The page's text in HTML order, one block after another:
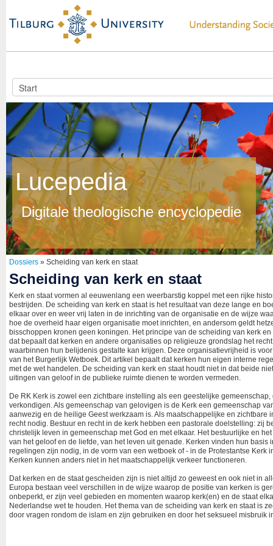
Lucepedia
Digitale theologische encyclopedie
Dossiers » Scheiding van kerk en staat
Scheiding van kerk en staat
Kerk en staat vormen al eeuwenlang een weerbarstig koppel met een rijke
bestrijden. De scheiding van kerk en staat is het resultaat van deze lange en
elkaar over en weer vrij laten in de inrichting van de organisatie en de wijze
hoe de overheid haar eigen organisatie moet inrichten, en andersom geldt
bisschoppen kronen geen koningen. Het principe van de scheiding van kerk
dat bepaalt dat kerken en andere organisaties op religieuze grondslag het
waarbinnen hun belijdenis gestalte kan krijgen. Deze organisatievrijheid is
van het Burgerlijk Wetboek. Dit artikel bepaalt dat kerken hun eigen interne
met de wet handelen. De scheiding van kerk en staat houdt niet in dat beide
uitingen van geloof in de publieke ruimte dienen te worden vermeden.
De RK Kerk is zowel een zichtbare instelling als een geestelijke
verkondigen. Als gemeenschap van gelovigen is de Kerk een gemeenschap
aanwezig en de heilige Geest werkzaam is. Als maatschappelijke en zichtbare
recht nodig. Bestuur en recht in de kerk hebben een pastorale doelstelling: zij
christelijk leven in gemeenschap met God en met elkaar. Het bestuurlijke en
van het geloof en de liefde, van het leven uit genade. Kerken vinden hun
regelingen zijn nodig, in de vorm van een wetboek of - in de Protestantse Kerk
Kerken kunnen anders niet in het maatschappelijk verkeer functioneren.
Dat kerken en de staat gescheiden zijn is niet altijd zo geweest en ook niet in
Europa bestaan veel verschillen in de wijze waarop de positie van kerken is
onbeperkt, er zijn veel gebieden en momenten waarop kerk(en) en de staat
Nederlandse wet te houden. Het thema van de scheiding van kerk en staat is
door vragen rondom de islam en zijn gebruiken en door het seksueel misbruik